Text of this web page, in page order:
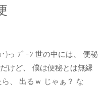
)っ ﾌﾞｰﾝ 世の中には、 便秘
けど、 僕は便秘とは無縁
、 出るｗ じゃぁ？ な